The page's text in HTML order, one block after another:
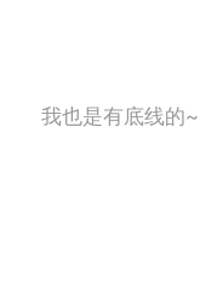
我也是有底线的~